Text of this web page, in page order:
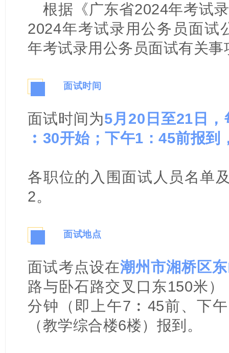
根据《广东省2024年考试
2024年考试录用公务员面试
年考试录用公务员面试有关事
面试时间
面试时间为5月20日至21日
︰30开始；下午1：45前报到
各职位的入围面试人 员名单
2。
面试地点
面试考点设在潮州市湘桥区
路与卧石路交叉口东150米
分钟（即上午7︰45前、下
（教学综合楼6楼）报到。